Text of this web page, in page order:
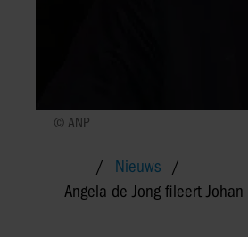
© ANP
Nieuws
Angela de Jong fileert